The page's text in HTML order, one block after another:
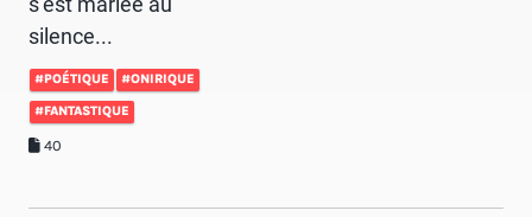
silence...
#POÉTIQUE #ONIRIQUE
#FANTASTIQUE
40